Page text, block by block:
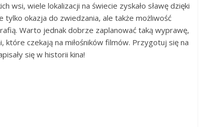
wsi, wiele lokalizacji na świecie zyskało sławę dzięki
okazja do zwiedzania, ale także możliwość
Warto jednak dobrze zaplanować taką wyprawę,
czekają na miłośników filmów. Przygotuj się na
się w historii kina!